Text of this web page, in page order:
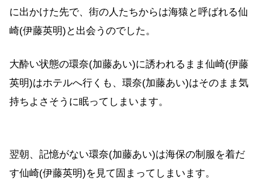
に出かけた先で、街の人たちからは海猿と呼ばれる仙
崎(伊藤英明)と出会うのでした。
大酔い状態の環奈(加藤あい)に誘われるまま仙崎(伊藤
英明)はホテルへ行くも、環奈(加藤あい)はそのまま気
持ちよさそうに眠ってしまいます。
翌朝、記憶がない環奈(加藤あい)は海保の制服を着だ
す仙崎(伊藤英明)を見て固まってしまいます。